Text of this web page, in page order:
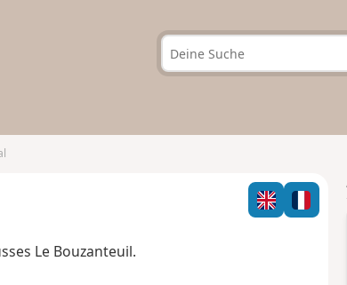
Le Bouzanteuil.